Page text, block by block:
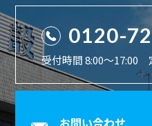
0120-
受付時間 8:00〜17:00
お問い合わせ